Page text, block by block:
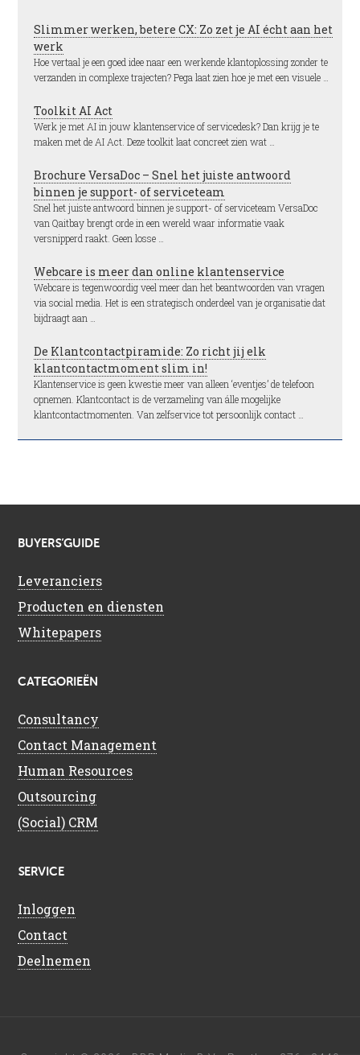
Slimmer werken, betere CX: Zo zet je AI écht aan het
werk
Hoe vertaal je een goed idee naar een werkende klantoplossing zonder te
verzanden in complexe trajecten? Pega laat zien hoe je met een visuele …
Toolkit AI Act
Werk je met AI in jouw klantenservice of servicedesk? Dan krijg je te
maken met de AI Act. Deze toolkit laat concreet zien wat …
Brochure VersaDoc – Snel het juiste antwoord
binnen je support- of serviceteam
Snel het juiste antwoord binnen je support- of serviceteam VersaDoc
van Qaitbay brengt orde in een wereld waar informatie vaak
versnipperd raakt. Geen losse …
Webcare is meer dan online klantenservice
Webcare is tegenwoordig veel meer dan het beantwoorden van vragen
via social media. Het is een strategisch onderdeel van je organisatie dat
bijdraagt aan …
De Klantcontactpiramide: Zo richt jij elk
klantcontactmoment slim in!
Klantenservice is geen kwestie meer van alleen ‘eventjes’ de telefoon
opnemen. Klantcontact is de verzameling van álle mogelijke
klantcontactmomenten. Van zelfservice tot persoonlijk contact …
BUYERS’GUIDE
Leveranciers
Producten en diensten
Whitepapers
CATEGORIEËN
Consultancy
Contact Management
Human Resources
Outsourcing
(Social) CRM
SERVICE
Inloggen
Contact
Deelnemen